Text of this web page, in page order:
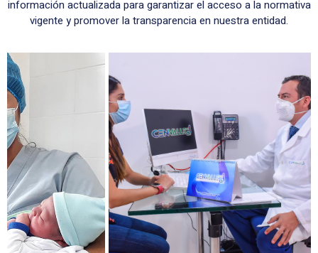
información actualizada para garantizar el acceso a la normativa
vigente y promover la transparencia en nuestra entidad.